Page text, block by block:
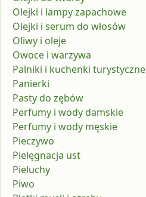
Olejki i lampy zapachowe
Olejki i serum do włosów
Oliwy i oleje
Owoce i warzywa
Palniki i kuchenki turystyczne
Panierki
Pasty do zębów
Perfumy i wody damskie
Perfumy i wody męskie
Pieczywo
Pielęgnacja ust
Pieluchy
Piwo